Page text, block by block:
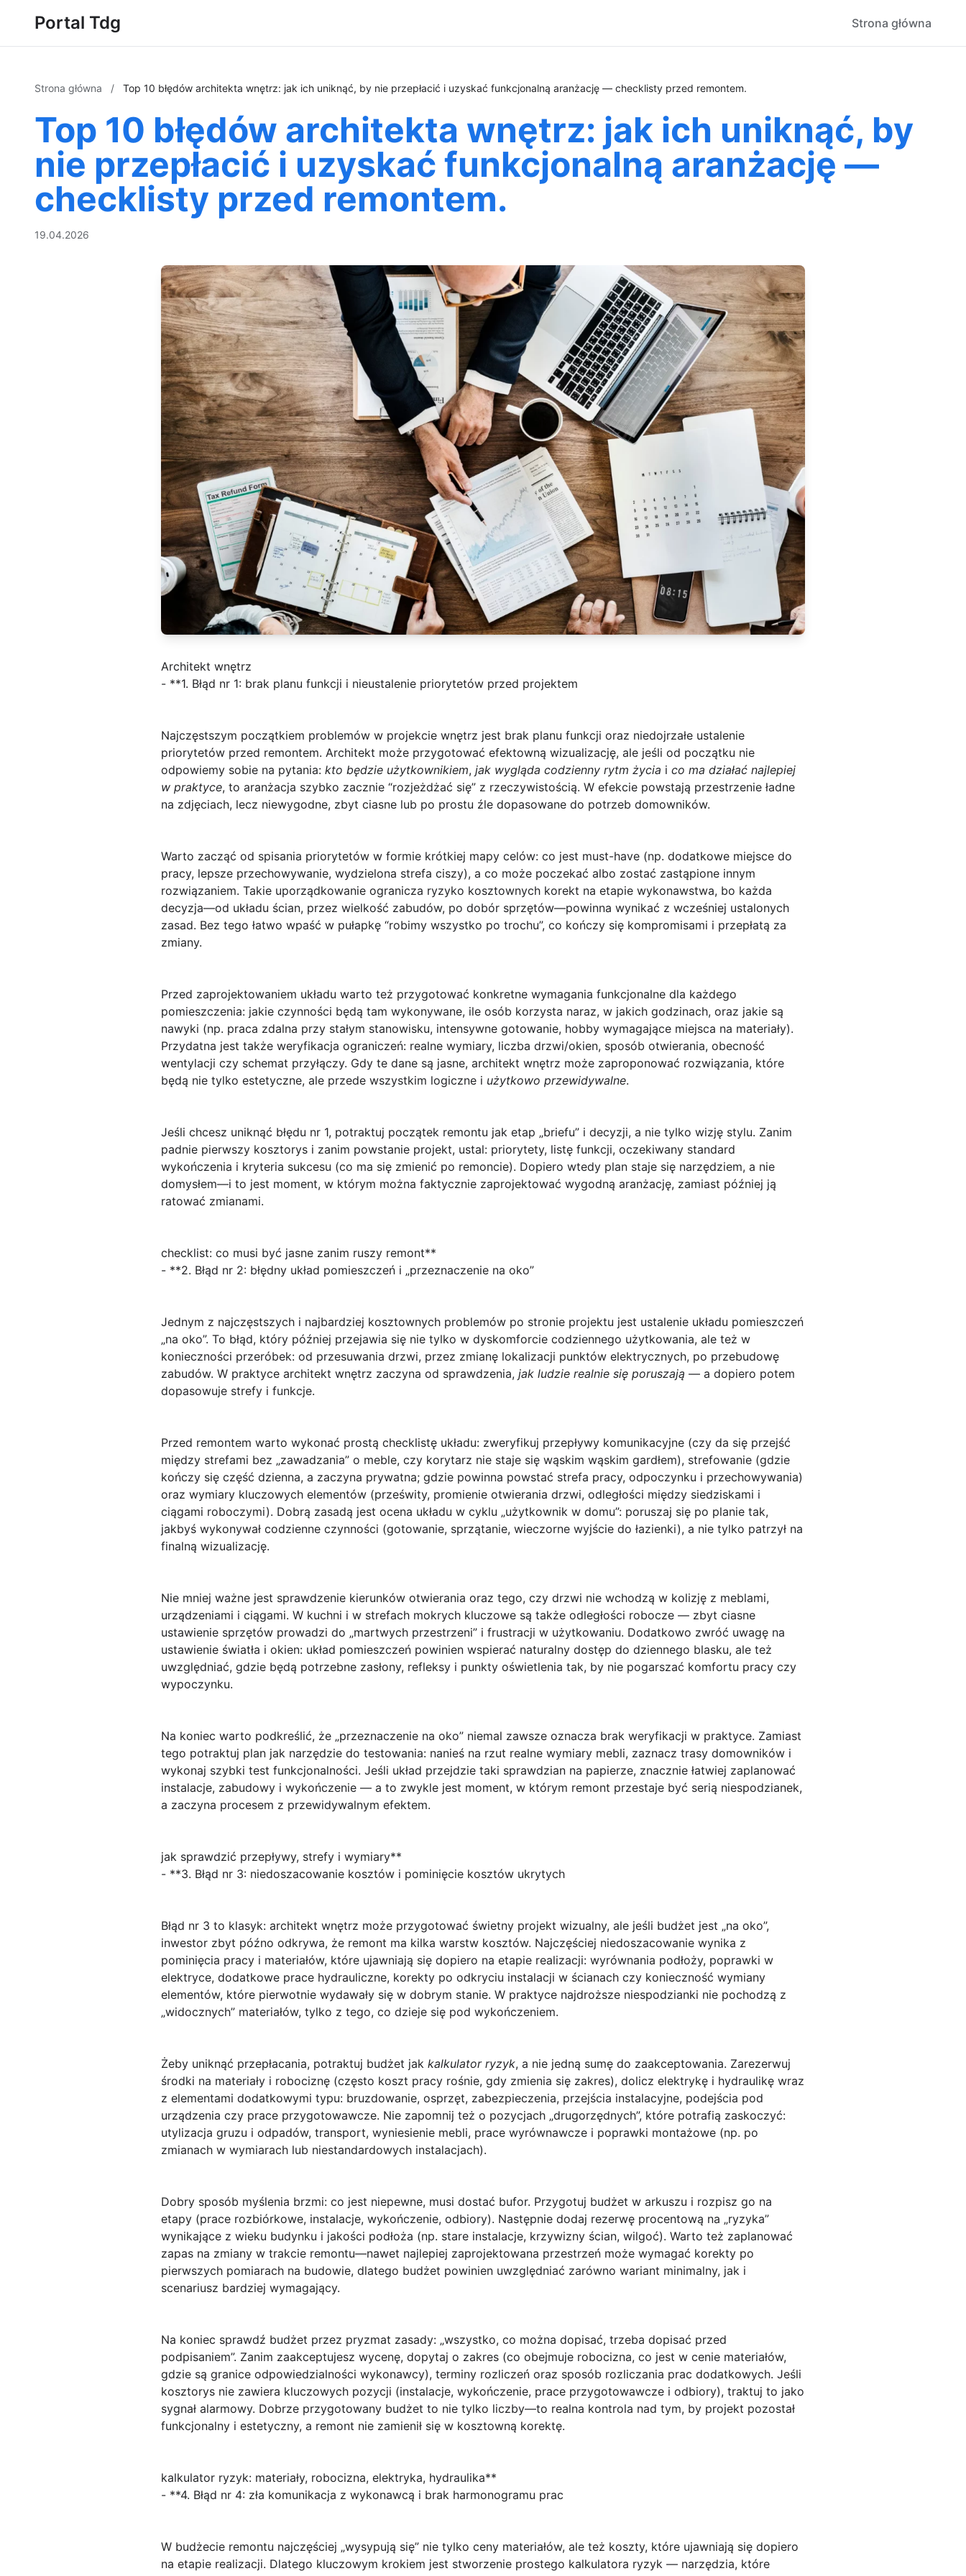
Portal Tdg Strona główna
Strona główna / Top 10 błędów architekta wnętrz: jak ich uniknąć, by nie przepłacić i uzyskać funkcjonalną aranżację — checklisty przed remontem.
Top 10 błędów architekta wnętrz: jak ich uniknąć, by
nie przepłacić i uzyskać funkcjonalną aranżację —
checklisty przed remontem.
19.04.2026
Architekt wnętrz
- **1. Błąd nr 1: brak planu funkcji i nieustalenie priorytetów przed projektem
Najczęstszym początkiem problemów w projekcie wnętrz jest brak planu funkcji oraz niedojrzałe ustalenie
priorytetów przed remontem. Architekt może przygotować efektowną wizualizację, ale jeśli od początku nie
odpowiemy sobie na pytania: kto będzie użytkownikiem, jak wygląda codzienny rytm życia i co ma działać najlepiej
w praktyce, to aranżacja szybko zacznie “rozjeżdżać się” z rzeczywistością. W efekcie powstają przestrzenie ładne
na zdjęciach, lecz niewygodne, zbyt ciasne lub po prostu źle dopasowane do potrzeb domowników.
Warto zacząć od spisania priorytetów w formie krótkiej mapy celów: co jest must-have (np. dodatkowe miejsce do
pracy, lepsze przechowywanie, wydzielona strefa ciszy), a co może poczekać albo zostać zastąpione innym
rozwiązaniem. Takie uporządkowanie ogranicza ryzyko kosztownych korekt na etapie wykonawstwa, bo każda
decyzja—od układu ścian, przez wielkość zabudów, po dobór sprzętów—powinna wynikać z wcześniej ustalonych
zasad. Bez tego łatwo wpaść w pułapkę “robimy wszystko po trochu”, co kończy się kompromisami i przepłatą za
zmiany.
Przed zaprojektowaniem układu warto też przygotować konkretne wymagania funkcjonalne dla każdego
pomieszczenia: jakie czynności będą tam wykonywane, ile osób korzysta naraz, w jakich godzinach, oraz jakie są
nawyki (np. praca zdalna przy stałym stanowisku, intensywne gotowanie, hobby wymagające miejsca na materiały).
Przydatna jest także weryfikacja ograniczeń: realne wymiary, liczba drzwi/okien, sposób otwierania, obecność
wentylacji czy schemat przyłączy. Gdy te dane są jasne, architekt wnętrz może zaproponować rozwiązania, które
będą nie tylko estetyczne, ale przede wszystkim logiczne i użytkowo przewidywalne.
Jeśli chcesz uniknąć błędu nr 1, potraktuj początek remontu jak etap „briefu” i decyzji, a nie tylko wizję stylu. Zanim
padnie pierwszy kosztorys i zanim powstanie projekt, ustal: priorytety, listę funkcji, oczekiwany standard
wykończenia i kryteria sukcesu (co ma się zmienić po remoncie). Dopiero wtedy plan staje się narzędziem, a nie
domysłem—i to jest moment, w którym można faktycznie zaprojektować wygodną aranżację, zamiast później ją
ratować zmianami.
checklist: co musi być jasne zanim ruszy remont**
- **2. Błąd nr 2: błędny układ pomieszczeń i „przeznaczenie na oko”
Jednym z najczęstszych i najbardziej kosztownych problemów po stronie projektu jest ustalenie układu pomieszczeń
„na oko”. To błąd, który później przejawia się nie tylko w dyskomforcie codziennego użytkowania, ale też w
konieczności przeróbek: od przesuwania drzwi, przez zmianę lokalizacji punktów elektrycznych, po przebudowę
zabudów. W praktyce architekt wnętrz zaczyna od sprawdzenia, jak ludzie realnie się poruszają — a dopiero potem
dopasowuje strefy i funkcje.
Przed remontem warto wykonać prostą checklistę układu: zweryfikuj przepływy komunikacyjne (czy da się przejść
między strefami bez „zawadzania” o meble, czy korytarz nie staje się wąskim wąskim gardłem), strefowanie (gdzie
kończy się część dzienna, a zaczyna prywatna; gdzie powinna powstać strefa pracy, odpoczynku i przechowywania)
oraz wymiary kluczowych elementów (prześwity, promienie otwierania drzwi, odległości między siedziskami i
ciągami roboczymi). Dobrą zasadą jest ocena układu w cyklu „użytkownik w domu”: poruszaj się po planie tak,
jakbyś wykonywał codzienne czynności (gotowanie, sprzątanie, wieczorne wyjście do łazienki), a nie tylko patrzył na
finalną wizualizację.
Nie mniej ważne jest sprawdzenie kierunków otwierania oraz tego, czy drzwi nie wchodzą w kolizję z meblami,
urządzeniami i ciągami. W kuchni i w strefach mokrych kluczowe są także odległości robocze — zbyt ciasne
ustawienie sprzętów prowadzi do „martwych przestrzeni” i frustracji w użytkowaniu. Dodatkowo zwróć uwagę na
ustawienie światła i okien: układ pomieszczeń powinien wspierać naturalny dostęp do dziennego blasku, ale też
uwzględniać, gdzie będą potrzebne zasłony, refleksy i punkty oświetlenia tak, by nie pogarszać komfortu pracy czy
wypoczynku.
Na koniec warto podkreślić, że „przeznaczenie na oko” niemal zawsze oznacza brak weryfikacji w praktyce. Zamiast
tego potraktuj plan jak narzędzie do testowania: nanieś na rzut realne wymiary mebli, zaznacz trasy domowników i
wykonaj szybki test funkcjonalności. Jeśli układ przejdzie taki sprawdzian na papierze, znacznie łatwiej zaplanować
instalacje, zabudowy i wykończenie — a to zwykle jest moment, w którym remont przestaje być serią niespodzianek,
a zaczyna procesem z przewidywalnym efektem.
jak sprawdzić przepływy, strefy i wymiary**
- **3. Błąd nr 3: niedoszacowanie kosztów i pominięcie kosztów ukrytych
Błąd nr 3 to klasyk: architekt wnętrz może przygotować świetny projekt wizualny, ale jeśli budżet jest „na oko”,
inwestor zbyt późno odkrywa, że remont ma kilka warstw kosztów. Najczęściej niedoszacowanie wynika z
pominięcia pracy i materiałów, które ujawniają się dopiero na etapie realizacji: wyrównania podłoży, poprawki w
elektryce, dodatkowe prace hydrauliczne, korekty po odkryciu instalacji w ścianach czy konieczność wymiany
elementów, które pierwotnie wydawały się w dobrym stanie. W praktyce najdroższe niespodzianki nie pochodzą z
„widocznych” materiałów, tylko z tego, co dzieje się pod wykończeniem.
Żeby uniknąć przepłacania, potraktuj budżet jak kalkulator ryzyk, a nie jedną sumę do zaakceptowania. Zarezerwuj
środki na materiały i robociznę (często koszt pracy rośnie, gdy zmienia się zakres), dolicz elektrykę i hydraulikę wraz
z elementami dodatkowymi typu: bruzdowanie, osprzęt, zabezpieczenia, przejścia instalacyjne, podejścia pod
urządzenia czy prace przygotowawcze. Nie zapomnij też o pozycjach „drugorzędnych”, które potrafią zaskoczyć:
utylizacja gruzu i odpadów, transport, wyniesienie mebli, prace wyrównawcze i poprawki montażowe (np. po
zmianach w wymiarach lub niestandardowych instalacjach).
Dobry sposób myślenia brzmi: co jest niepewne, musi dostać bufor. Przygotuj budżet w arkuszu i rozpisz go na
etapy (prace rozbiórkowe, instalacje, wykończenie, odbiory). Następnie dodaj rezerwę procentową na „ryzyka”
wynikające z wieku budynku i jakości podłoża (np. stare instalacje, krzywizny ścian, wilgoć). Warto też zaplanować
zapas na zmiany w trakcie remontu—nawet najlepiej zaprojektowana przestrzeń może wymagać korekty po
pierwszych pomiarach na budowie, dlatego budżet powinien uwzględniać zarówno wariant minimalny, jak i
scenariusz bardziej wymagający.
Na koniec sprawdź budżet przez pryzmat zasady: „wszystko, co można dopisać, trzeba dopisać przed
podpisaniem”. Zanim zaakceptujesz wycenę, dopytaj o zakres (co obejmuje robocizna, co jest w cenie materiałów,
gdzie są granice odpowiedzialności wykonawcy), terminy rozliczeń oraz sposób rozliczania prac dodatkowych. Jeśli
kosztorys nie zawiera kluczowych pozycji (instalacje, wykończenie, prace przygotowawcze i odbiory), traktuj to jako
sygnał alarmowy. Dobrze przygotowany budżet to nie tylko liczby—to realna kontrola nad tym, by projekt pozostał
funkcjonalny i estetyczny, a remont nie zamienił się w kosztowną korektę.
kalkulator ryzyk: materiały, robocizna, elektryka, hydraulika**
- **4. Błąd nr 4: zła komunikacja z wykonawcą i brak harmonogramu prac
W budżecie remontu najczęściej „wysypują się” nie tylko ceny materiałów, ale też koszty, które ujawniają się dopiero
na etapie realizacji. Dlatego kluczowym krokiem jest stworzenie prostego kalkulatora ryzyk — narzędzia, które